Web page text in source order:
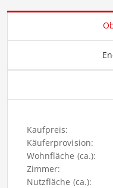
Kaufpreis:
Käuferprovision:
Wohnfläche (ca.):
Zimmer:
Nutzfläche (ca.):